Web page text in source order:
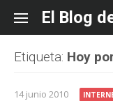
content
El Blog
Etiqueta: Hoy
14 junio 2010